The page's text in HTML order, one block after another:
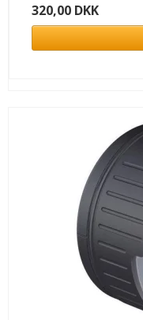
320,00 DKK